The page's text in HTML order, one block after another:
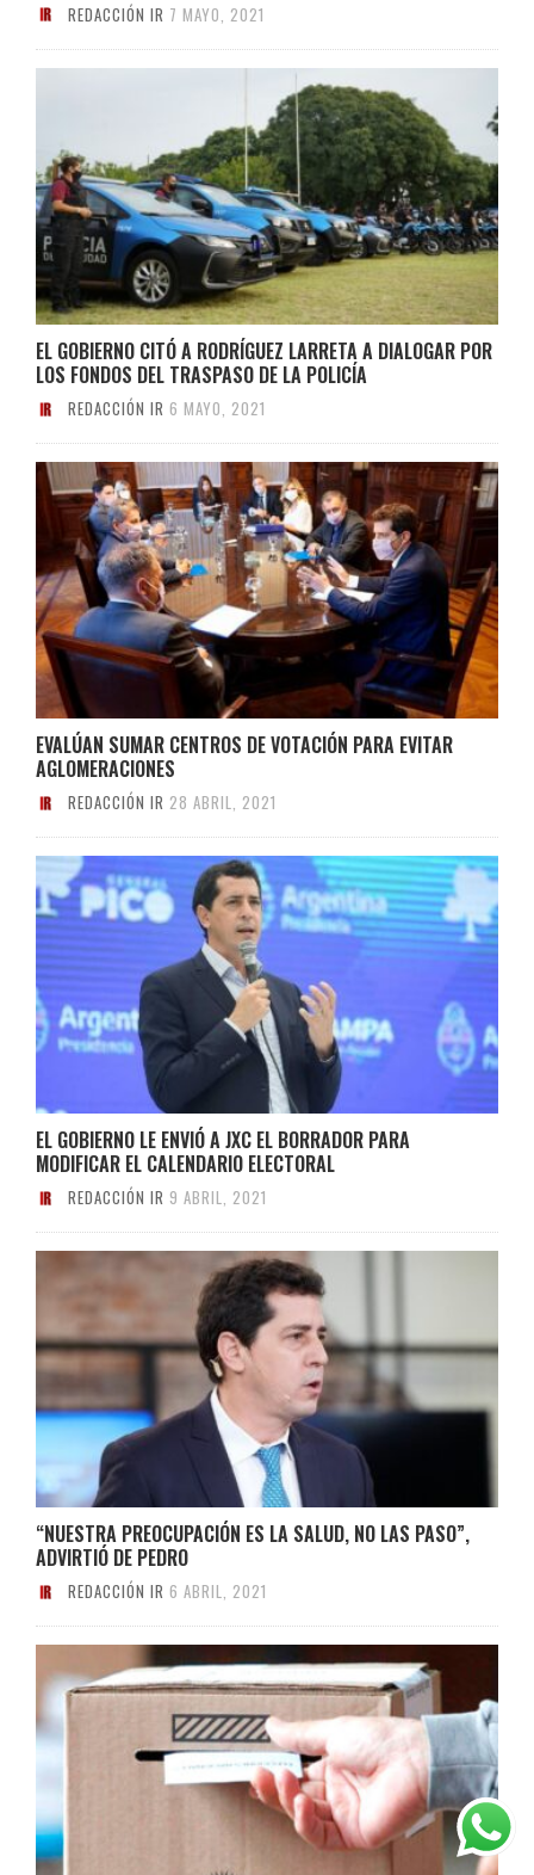
REDACCIÓN IR 7 MAYO, 2021
EL GOBIERNO CITÓ A RODRÍGUEZ LARRETA A DIALOGAR POR
LOS FONDOS DEL TRASPASO DE LA POLICÍA
REDACCIÓN IR 6 MAYO, 2021
EVALÚAN SUMAR CENTROS DE VOTACIÓN PARA EVITAR
AGLOMERACIONES
REDACCIÓN IR 28 ABRIL, 2021
EL GOBIERNO LE ENVIÓ A JXC EL BORRADOR PARA
MODIFICAR EL CALENDARIO ELECTORAL
REDACCIÓN IR 9 ABRIL, 2021
“NUESTRA PREOCUPACIÓN ES LA SALUD, NO LAS PASO”,
ADVIRTIÓ DE PEDRO
REDACCIÓN IR 6 ABRIL, 2021